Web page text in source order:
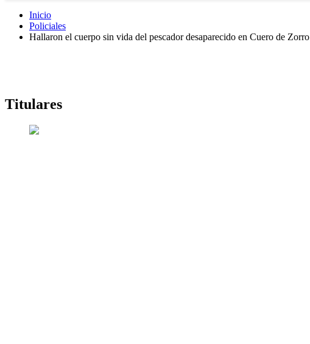
Inicio
Policiales
Hallaron el cuerpo sin vida del pescador desaparecido en Cuero de Zorro
Titulares